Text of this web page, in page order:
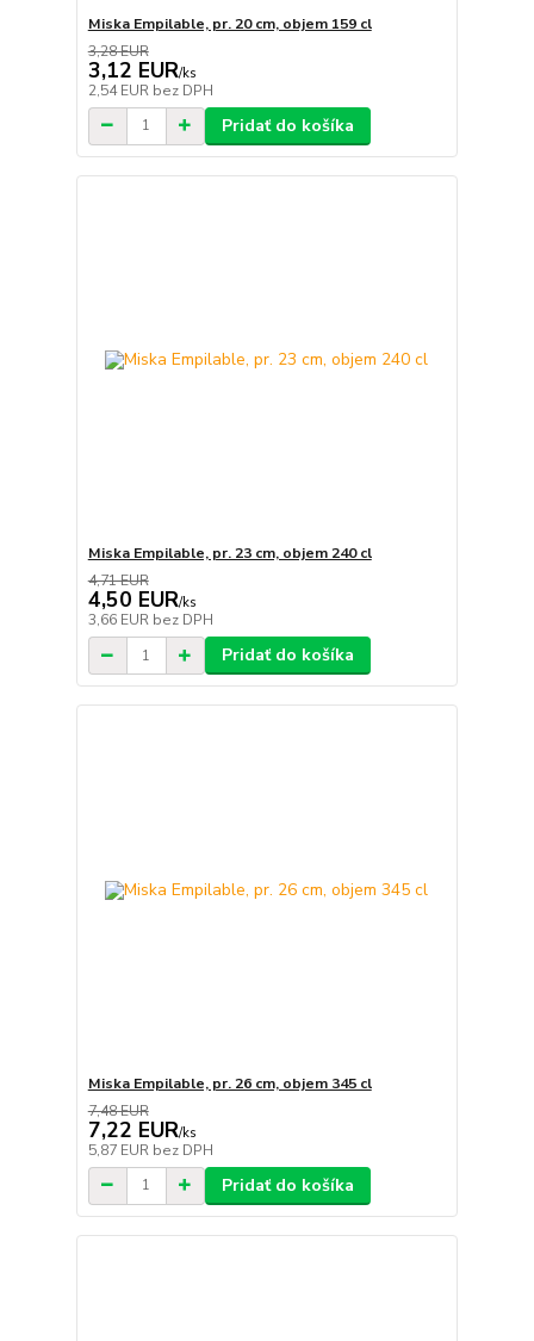
Miska Empilable, pr. 20 cm, objem 159 cl
3,28 EUR
3,12 EUR/ks
2,54 EUR bez DPH
Pridať do košíka
Miska Empilable, pr. 23 cm, objem 240 cl
4,71 EUR
4,50 EUR/ks
3,66 EUR bez DPH
Pridať do košíka
Miska Empilable, pr. 26 cm, objem 345 cl
7,48 EUR
7,22 EUR/ks
5,87 EUR bez DPH
Pridať do košíka